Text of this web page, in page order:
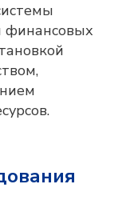
финансовых